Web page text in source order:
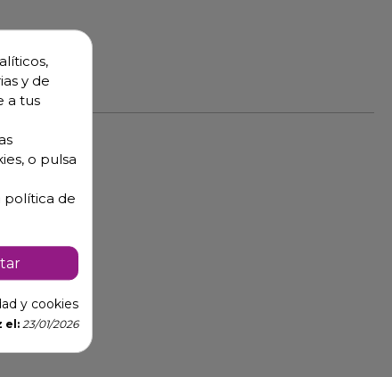
y de
a tus
o pulsa
política de
y cookies
el: 23/01/2026